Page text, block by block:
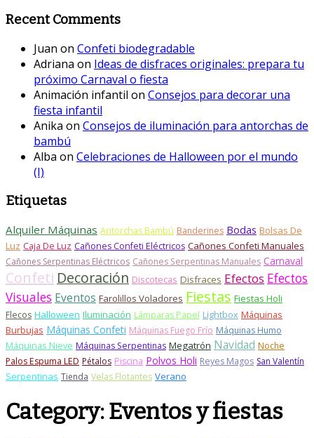
Recent Comments
Juan on Confeti biodegradable
Adriana on Ideas de disfraces originales: prepara tu
próximo Carnaval o fiesta
Animación infantil on Consejos para decorar una
fiesta infantil
Anika on Consejos de iluminación para antorchas de
bambú
Alba on Celebraciones de Halloween por el mundo
(I)
Etiquetas
Alquiler Máquinas Antorchas Bambú Banderines Bodas Bolsas De
Luz Caja De Luz Cañones Confeti Eléctricos Cañones Confeti Manuales
Cañones Serpentinas Eléctricos Cañones Serpentinas Manuales Carnaval
Confeti Decoración Discotecas Disfraces Efectos Efectos
Visuales Eventos Farolillos Voladores Fiestas Fiestas Holi
Flecos Halloween Iluminación Lámparas Papel Lightbox Máquinas
Burbujas Máquinas Confeti Máquinas Fuego Frío Máquinas Humo
Máquinas Nieve Máquinas Serpentinas Megatrón Navidad Noche
Palos Espuma LED Pétalos Piscina Polvos Holi Reyes Magos San Valentín
Serpentinas Tienda Velas Flotantes Verano
Category:Eventos y fiestas